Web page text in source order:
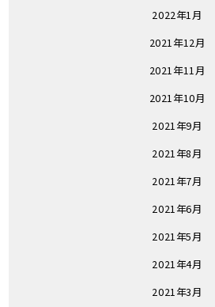
2022年1月
2021年12月
2021年11月
2021年10月
2021年9月
2021年8月
2021年7月
2021年6月
2021年5月
2021年4月
2021年3月